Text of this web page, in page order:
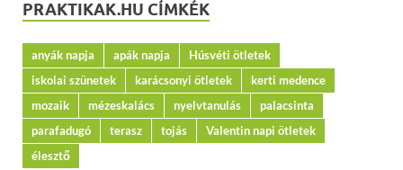
PRAKTIKAK.HU CÍMKÉK
anyák napja apák napja
Húsvéti ötletek
iskolai szünetek
karácsonyi ötletek
kerti medence
mozaik
mézeskalács nyelvtanulás
palacsinta
parafadugó
terasz tojás
Valentin napi ötletek
élesztő